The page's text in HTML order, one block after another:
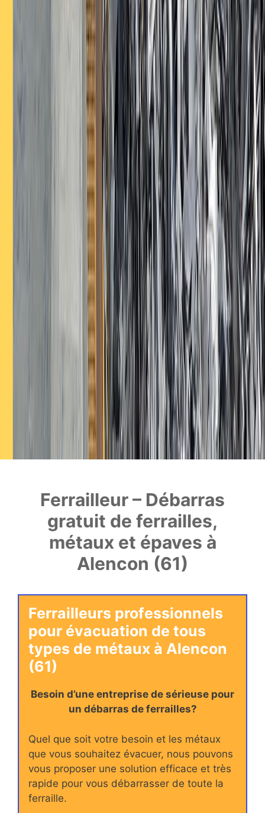
Ferrailleur – Débarras
gratuit de ferrailles,
métaux et épaves à
Alencon (61)
Ferrailleurs professionnels
pour évacuation de tous
types de métaux à Alencon
(61)
Besoin d’une entreprise de sérieuse pour
un débarras de ferrailles?
Quel que soit votre besoin et les métaux
que vous souhaitez évacuer, nous pouvons
vous proposer une solution efficace et très
rapide pour vous débarrasser de toute la
ferraille.